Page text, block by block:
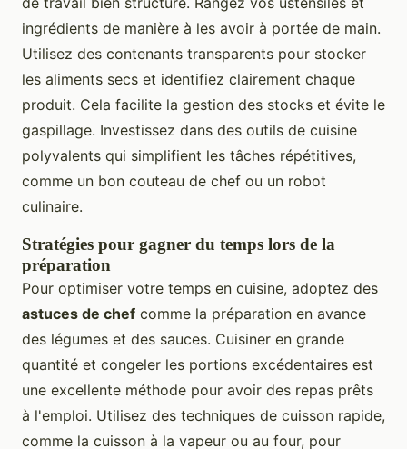
ingrédients de manière à les avoir à portée de main.
Utilisez des contenants transparents pour stocker
les aliments secs et identifiez clairement chaque
produit. Cela facilite la gestion des stocks et évite le
gaspillage. Investissez dans des outils de cuisine
polyvalents qui simplifient les tâches répétitives,
comme un bon couteau de chef ou un robot
culinaire.
Stratégies pour gagner du temps lors de la
préparation
Pour optimiser votre temps en cuisine, adoptez des
astuces de chef comme la préparation en avance
des légumes et des sauces. Cuisiner en grande
quantité et congeler les portions excédentaires est
une excellente méthode pour avoir des repas prêts
à l'emploi. Utilisez des techniques de cuisson rapide,
comme la cuisson à la vapeur ou au four, pour